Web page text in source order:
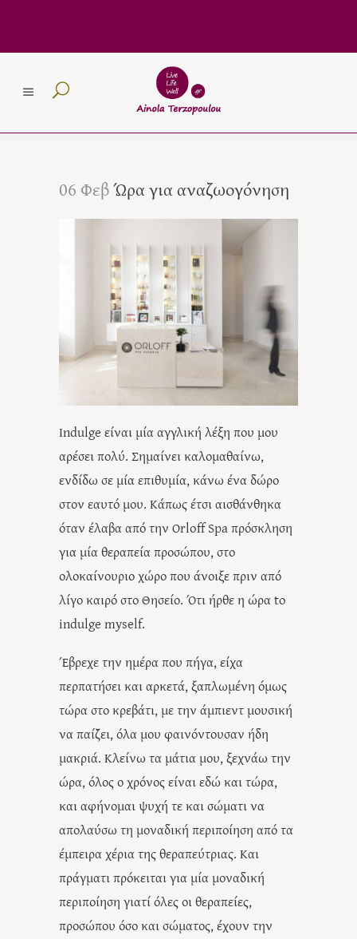
06 ΦεβΏρα για αναζωογόνηση
Indulge είναι μία αγγλική λέξη που μου
αρέσει πολύ. Σημαίνει καλομαθαίνω,
ενδίδω σε μία επιθυμία, κάνω ένα δώρο
στον εαυτό μου. Κάπως έτσι αισθάνθηκα
όταν έλαβα από την Orloff Spa πρόσκληση
για μία θεραπεία προσώπου, στο
ολοκαίνουριο χώρο που άνοιξε πριν από
λίγο καιρό στο Θησείο. Ότι ήρθε η ώρα to
indulge myself.
Έβρεχε την ημέρα που πήγα, είχα
περπατήσει και αρκετά, ξαπλωμένη όμως
τώρα στο κρεβάτι, με την άμπιεντ μουσική
να παίζει, όλα μου φαινόντουσαν ήδη
μακριά. Κλείνω τα μάτια μου, ξεχνάω την
ώρα, όλος ο χρόνος είναι εδώ και τώρα,
και αφήνομαι ψυχή τε και σώματι να
απολαύσω τη μοναδική περιποίηση από τα
έμπειρα χέρια της θεραπεύτριας. Και
πράγματι πρόκειται για μία μοναδική
περιποίηση γιατί όλες οι θεραπείες,
προσώπου όσο και σώματος, έχουν την